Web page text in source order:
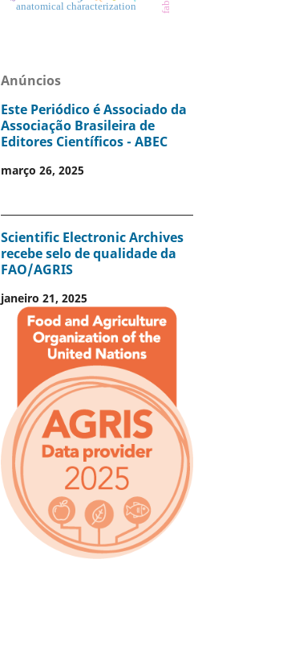
anatomical characterization
Anúncios
Este Periódico é Associado da
Associação Brasileira de
Editores Científicos - ABEC
março 26, 2025
Scientific Electronic Archives
recebe selo de qualidade da
FAO/AGRIS
janeiro 21, 2025